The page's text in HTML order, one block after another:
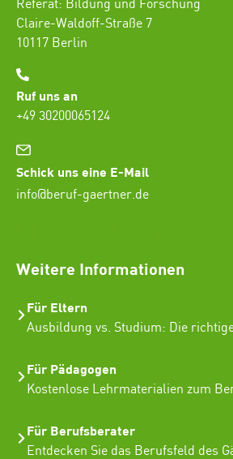
Referat: Bildung und Forschung
Claire-Waldoff-Straße 7
10117 Berlin
Ruf uns an
+49 30200065124
Schick uns eine E-Mail
info@beruf-gaertner.de
Weitere Informationen
Für Eltern
Ausbildung vs. Studium: Die
Für Pädagogen
Kostenlose Lehrmaterialien zum
Für Berufsberater
Entdecken Sie das Berufsfeld des